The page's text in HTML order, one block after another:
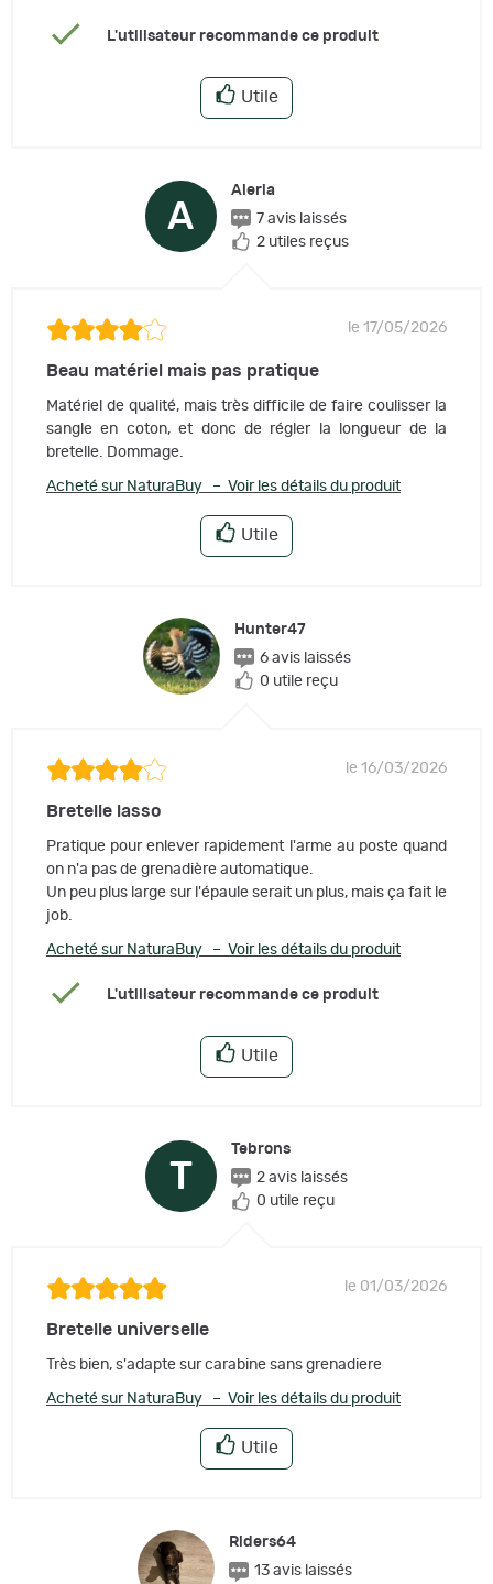
L'utilisateur recommande ce produit
Utile
A
Aleria
7 avis laissés
2 utiles reçus
le 17/05/2026
Beau matériel mais pas pratique
Matériel de qualité, mais très difficile de faire coulisser la
sangle en coton, et donc de régler la longueur de la
bretelle. Dommage.
Acheté sur NaturaBuy – Voir les détails du produit
Utile
Hunter47
6 avis laissés
0 utile reçu
le 16/03/2026
Bretelle lasso
Pratique pour enlever rapidement l'arme au poste quand
on n'a pas de grenadière automatique.
Un peu plus large sur l'épaule serait un plus, mais ça fait le
job.
Acheté sur NaturaBuy – Voir les détails du produit
L'utilisateur recommande ce produit
Utile
T
Tebrons
2 avis laissés
0 utile reçu
le 01/03/2026
Bretelle universelle
Très bien, s'adapte sur carabine sans grenadiere
Acheté sur NaturaBuy – Voir les détails du produit
Utile
Riders64
13 avis laissés